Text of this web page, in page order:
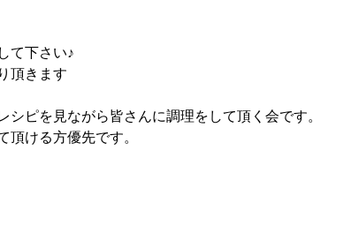
て下さい♪
頂きます
シピを見ながら皆さんに調理をして頂く会です。
頂ける方優先です。